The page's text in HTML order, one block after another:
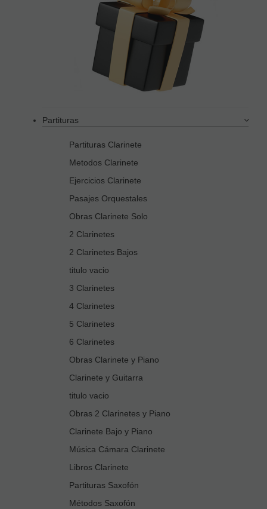
Partituras
Partituras Clarinete
Metodos Clarinete
Ejercicios Clarinete
Pasajes Orquestales
Obras Clarinete Solo
2 Clarinetes
2 Clarinetes Bajos
titulo vacio
3 Clarinetes
4 Clarinetes
5 Clarinetes
6 Clarinetes
Obras Clarinete y Piano
Clarinete y Guitarra
titulo vacio
Obras 2 Clarinetes y Piano
Clarinete Bajo y Piano
Música Cámara Clarinete
Libros Clarinete
Partituras Saxofón
Métodos Saxofón